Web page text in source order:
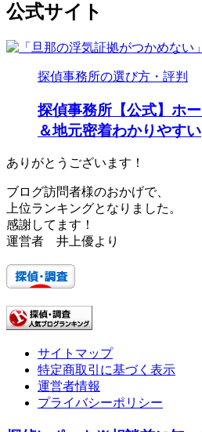
公式サイト
探偵事務所の選び方・評判
探偵事務所【公式】ホ
＆地元密着わかりやすい
ありがとうございます！
ブログ訪問者様のおかげで、
上位ランキングとなりました。
感謝してます！
運営者 井上優より
サイトマップ
特定商取引に基づく表示
運営者情報
プライバシーポリシー